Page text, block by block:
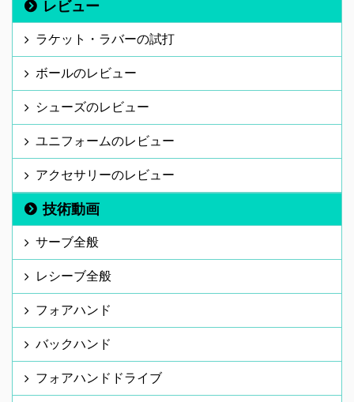
レビュー
ラケット・ラバーの試打
ボールのレビュー
シューズのレビュー
ユニフォームのレビュー
アクセサリーのレビュー
技術動画
サーブ全般
レシーブ全般
フォアハンド
バックハンド
フォアハンドドライブ